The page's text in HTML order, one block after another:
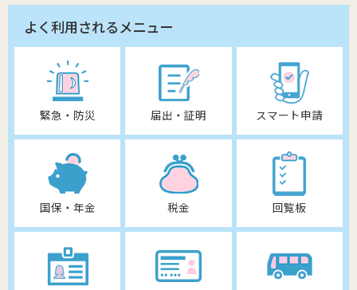
よく利用されるメニュー
緊急・防災 届出・証明 スマート申請
国保・年金 税金 回覧板